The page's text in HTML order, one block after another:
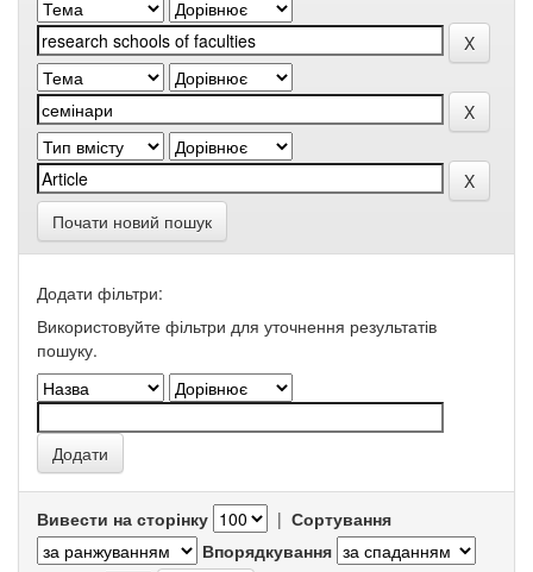
Почати новий пошук
Додати фільтри:
Використовуйте фільтри для уточнення результатів
пошуку.
Вивести на сторінку | Сортування
Впорядкування